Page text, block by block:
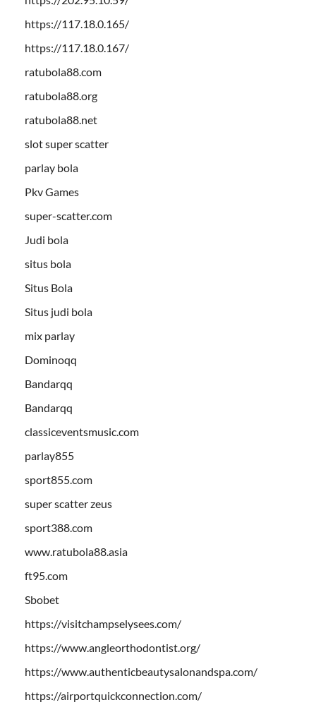
https://117.18.0.165/
https://117.18.0.167/
ratubola88.com
ratubola88.org
ratubola88.net
slot super scatter
parlay bola
Pkv Games
super-scatter.com
Judi bola
situs bola
Situs Bola
Situs judi bola
mix parlay
Dominoqq
Bandarqq
Bandarqq
classiceventsmusic.com
parlay855
sport855.com
super scatter zeus
sport388.com
www.ratubola88.asia
ft95.com
Sbobet
https://visitchampselysees.com/
https://www.angleorthodontist.org/
https://www.authenticbeautysalonandspa.com/
https://airportquickconnection.com/